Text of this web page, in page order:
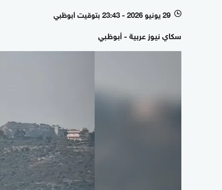
l 29 يونيو 2026 - 23:43 بتوقيت أبوظبي
سكاي نيوز عربية - أبوظبي